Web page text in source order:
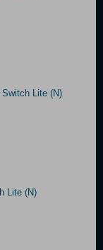
Lite (N)
Lite (N)